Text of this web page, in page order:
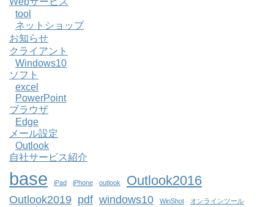
tool
ネットショップ
お知らせ
クライアント
Windows10
ソフト
excel
PowerPoint
ブラウザ
Edge
メール設定
Outlook
自社サービス紹介
base iPad iPhone outlook Outlook2016
Outlook2019 pdf windows10 WinShot オンラインツール